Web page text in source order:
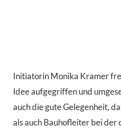
Initiatorin Monika Kramer
Idee aufgegriffen und
auch die gute Gelegenheit,
als auch Bauhofleiter bei der